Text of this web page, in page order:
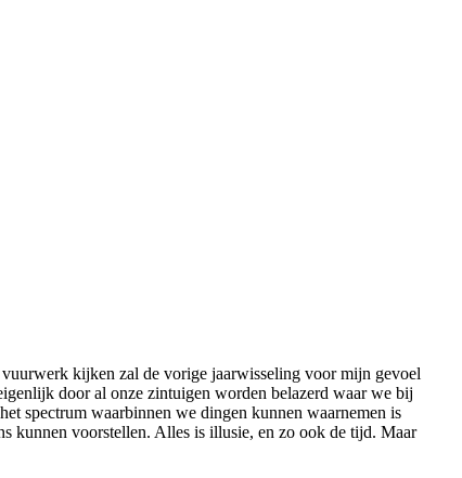
kijken zal de vorige jaarwisseling voor mijn gevoel
door al onze zintuigen worden belazerd waar we bij
spectrum waarbinnen we dingen kunnen waarnemen is
kunnen voorstellen. Alles is illusie, en zo ook de tijd. Maar